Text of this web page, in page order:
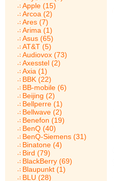
Apple (15)
Arcoa (2)
Ares (7)
Arima (1)
Asus (65)
AT&T (5)
Audiovox (73)
Axesstel (2)
Axia (1)
BBK (22)
BB-mobile (6)
Beijing (2)
Bellperre (1)
Bellwave (2)
Benefon (19)
BenQ (40)
BenQ-Siemens (31)
Binatone (4)
Bird (79)
BlackBerry (69)
Blaupunkt (1)
BLU (28)